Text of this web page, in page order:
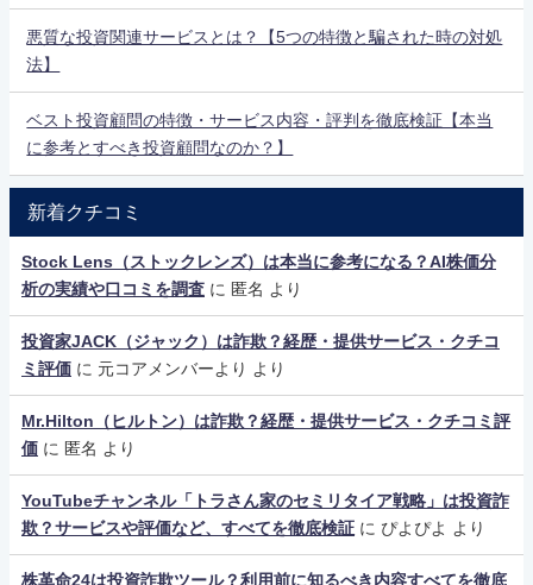
悪質な投資関連サービスとは？【5つの特徴と騙された時の対処
法】
ベスト投資顧問の特徴・サービス内容・評判を徹底検証【本当
に参考とすべき投資顧問なのか？】
新着クチコミ
Stock Lens（ストックレンズ）は本当に参考になる？AI株価分
析の実績や口コミを調査 に 匿名 より
投資家JACK（ジャック）は詐欺？経歴・提供サービス・クチコ
ミ評価 に 元コアメンバーより より
Mr.Hilton（ヒルトン）は詐欺？経歴・提供サービス・クチコミ評
価 に 匿名 より
YouTubeチャンネル「トラさん家のセミリタイア戦略」は投資詐
欺？サービスや評価など、すべてを徹底検証 に ぴよぴよ より
株革命24は投資詐欺ツール？利用前に知るべき内容すべてを徹底